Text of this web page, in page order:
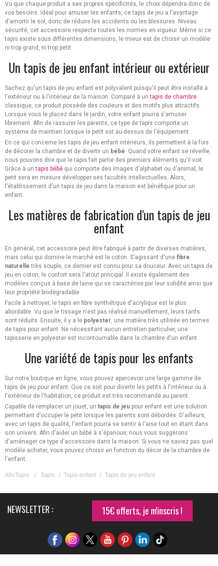
Vu que chaque produit a ses propres spécificités, le choix dépendra donc de
vos besoins. Idéal pour amuser les enfants, ce tapis de jeu a l'avantage
d'amortir le sol, donc de réduire les accidents ou les blessures. Niveau
sécurité, cet accessoire respecte toutes les normes en vigueur. Même si ce
tapis existe sous différentes dimensions, le mieux est de choisir un modèle
ni trop grand, ni trop petit.
Un tapis de jeu enfant intérieur ou extérieur
Sachez qu'un tapis de jeu enfant est polyvalent puisqu'il peut être installé à
l'extérieur ou à l'intérieur de la maison. Comparé à untapis de chambre
classique, ce produit possède des couleurs et des motifs plus attractifs.
Lorsque vous le placez dans le jardin, votre enfant pourra s'amuser
librement. Afin de rassurer les parents, ce type de tapis comporte un
système de maintien lorsque le petit est au-dessus de l'équipement.
En ce qui concerne les tapis de jeu enfant intérieurs, ils permettent à la fois
de décorer la chambre et de divertir un bébé. Quand votre enfant se réveille,
nous pouvons dire que le tapis fait partie des premiers éléments qu'il voit.
Grâce à untapis bébé qui comporte des images d'alphabet ou d'animal, le
petit sera en mesure développer ses facultés intellectuelles. Alors,
l'établissement d'un tapis de jeu dans la maison est bénéfique pour un
enfant.
Les matières de fabrication d'un tapis de jeu
enfant
En général, cet accessoire peut être fabriqué à partir de diverses matières,
mais celui qui domine le marché est le coton. S'agissant d'une fibre
naturelle très souple, ce dernier est connu pour sa douceur. Avec un tapis de
jeu en coton, le confort sera l'atout principal. Il existe également des
modèles conçus à base de laine qui se caractérise par leur solidité ainsi que
leur propriété biodégradable.
Facile à nettoyer, le tapis en fibre synthétique d'acrylique est le plus
abordable. Vu que le tissage n'est pas réalisé manuellement, leurs tarifs
sont réduits. Ensuite, il y a le polyester, une matière très utilisée en termes
de tapis pour enfant. Ne nécessitant aucun entretien particulier, une
tapisserie en polyester est incontournable dans la chambre d'un enfant.
Une variété de tapis pour les enfants
Sur notre boutique en ligne, vous pouvez apercevoir une large gamme de
tapis de jeu pour enfant. Que ce soit pour divertir les petits à l'intérieur ou à
l'extérieur de l'habitation, ce produit est très recommandé au parent.
Capable de remplacer un jouet, un tapis de jeu pour enfant est une solution
permettant d'occuper le petit lorsque les parents sont débordés. D'ailleurs,
avec un tapis de qualité, l'enfant pourra se sentir à l'aise tout en étant dans
son univers. Afin d'aider un bébé à s'épanouir, nous vous suggérons
d'aménager ce type d'accessoire dans la maison. Si vous ne saviez pas quel
modèle acheter, vous pouvez choisir en fonction du décor de la chambre de
l'enfant.
AlloTapis / Tapis / Tapis enfant / Tapis de jeu enfant
NEWSLETTER : 15€ offerts, je m'inscris !